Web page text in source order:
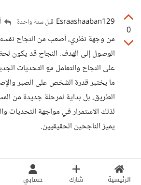
الرئيسية شارك حسابي
0
Esraashaaban129 قبل سنة واحدة
من وجهة نظري، أصعب من النجاح نفسه
الوصول إلى الهدف. النجاح قد يكون
على النجاح والتعامل مع التحديات
ما يختبر قدرة الشخص على الصبر
الطريق، بل بداية لمرحلة جديدة من
لذلك الاستمرار في مواجهة التحديات
يميز الناجحين الحقيقيين.